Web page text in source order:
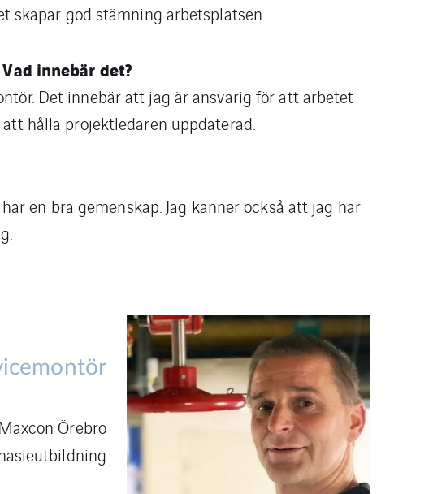
skapar god stämning arbetsplatsen.
innebär det?
Det innebär att jag är ansvarig för att arbetet
hålla projektledaren uppdaterad.
en bra gemenskap. Jag känner också att jag har
Maxcon Örebro